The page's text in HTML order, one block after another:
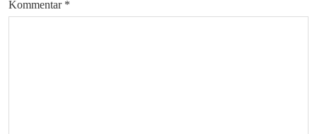
Kommentar *